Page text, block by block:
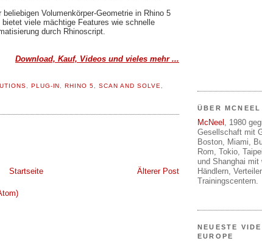
beliebigen Volumenkörper-Geometrie in Rhino 5
viele mächtige Features wie schnelle
durch Rhinoscript.
Download, Kauf, Videos und vieles mehr ...
PLUG-IN ,RHINO 5 ,SCAN AND SOLVE
Älterer Post
Startseite
ÜBER MCNEEL
McNeel
, 1980
Gesellschaft mit
Boston, Miami,
Rom, Tokio,
und Shanghai mit
Händlern,
Trainingscentern.
NEUESTE
EUROPE